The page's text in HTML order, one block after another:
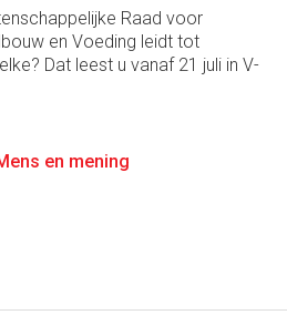
Raad voor
en Voeding leidt tot
Dat leest u vanaf 21 juli in V-
en mening